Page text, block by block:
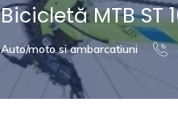
Bicicletă MTB ST
Auto/moto si ambarcatiuni